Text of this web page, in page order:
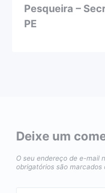
Pesqueira –
PE
Deixe um
O seu endereço de e-mail
obrigatórios são marcados